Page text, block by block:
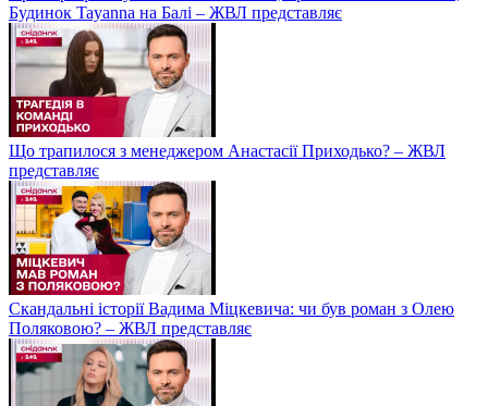
Будинок Tayanna на Балі – ЖВЛ представляє
Що трапилося з менеджером Анастасії Приходько? – ЖВЛ
представляє
Скандальні історії Вадима Міцкевича: чи був роман з Олею
Поляковою? – ЖВЛ представляє